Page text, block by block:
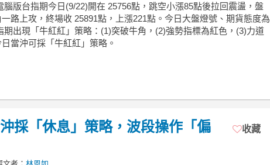
腦版台指期今日(9/22)開在 25756點，跳空小漲85點後拉回震盪，盤
路上攻，終場收 25891點，上漲221點。今日大盤燈號、期貨態度為
期出現「牛紅紅」策略：(1)突破牛角，(2)強勢指標為紅色，(3)力道
當沖可採「牛紅紅」策略。
採「休息」策略，波段操作「偏
收藏